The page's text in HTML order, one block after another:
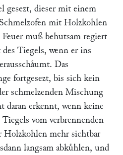
gesezt, dieser mit einem
mit Holzkohlen
Feuer muß behutsam regiert
Tiegels, wenn er ins
Das
fortgesezt, bis sich kein
schmelzenden Mischung
daran erkennt, wenn keine
vom verbrennenden
Holzkohlen mehr sichtbar
langsam abkuͤhlen, und